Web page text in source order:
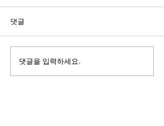
댓글
댓글을 입력하세요.